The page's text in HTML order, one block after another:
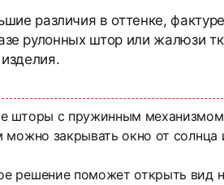
различия в оттенке,
рулонных штор или жалюзи
шторы с пружинным
закрывать окно от солнца
решение поможет открыть вид